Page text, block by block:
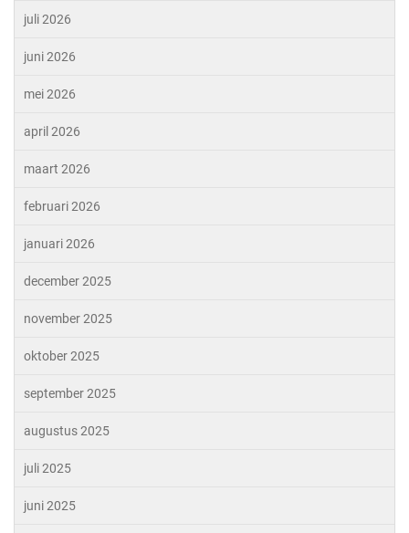
juli 2026
juni 2026
mei 2026
april 2026
maart 2026
februari 2026
januari 2026
december 2025
november 2025
oktober 2025
september 2025
augustus 2025
juli 2025
juni 2025